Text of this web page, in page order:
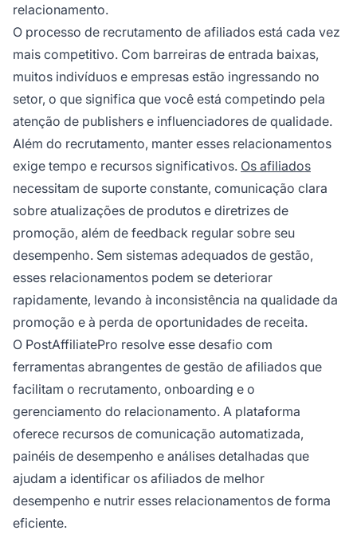
relacionamento.
O processo de recrutamento de afiliados está cada vez
mais competitivo. Com barreiras de entrada baixas,
muitos indivíduos e empresas estão ingressando no
setor, o que significa que você está competindo pela
atenção de publishers e influenciadores de qualidade.
Além do recrutamento, manter esses relacionamentos
exige tempo e recursos significativos. Os afiliados
necessitam de suporte constante, comunicação clara
sobre atualizações de produtos e diretrizes de
promoção, além de feedback regular sobre seu
desempenho. Sem sistemas adequados de gestão,
esses relacionamentos podem se deteriorar
rapidamente, levando à inconsistência na qualidade da
promoção e à perda de oportunidades de receita.
O PostAffiliatePro resolve esse desafio com
ferramentas abrangentes de gestão de afiliados que
facilitam o recrutamento, onboarding e o
gerenciamento do relacionamento. A plataforma
oferece recursos de comunicação automatizada,
painéis de desempenho e análises detalhadas que
ajudam a identificar os afiliados de melhor
desempenho e nutrir esses relacionamentos de forma
eficiente.